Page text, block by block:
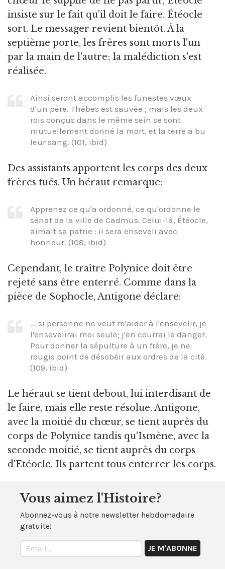
insiste sur le fait qu'il doit le faire. Étéocle
sort. Le messager revient bientôt. À la
septième porte, les frères sont morts l'un
par la main de l'autre; la malédiction s'est
réalisée.
Ainsi seront accomplis les funestes vœux
d'un père. Thèbes est sauvée ; mais les deux
rois conçus dans le même sein se sont
mutuellement donné la mort, et la terre a bu
leur sang. (101, ibid)
Des assistants apportent les corps des deux
frères tués. Un héraut remarque:
Apprenez ce qu'a ordonné, ce qu'ordonne le
sénat de la ville de Cadmus. Celui-là, Étéocle,
aimait sa patrie : il sera enseveli avec
honneur. (108, ibid)
Cependant, le traître Polynice doit être
rejeté sans être enterré. Comme dans la
pièce de Sophocle, Antigone déclare:
... si personne ne veut m'aider à l'ensevelir, je
l'ensevelirai moi seule; j'en courrai le danger.
Pour donner la sépulture à un frère, je ne
rougis point de désobéir aux ordres de la cité.
(109, ibid)
Le héraut se tient debout, lui interdisant de
le faire, mais elle reste résolue. Antigone,
avec la moitié du chœur, se tient auprès du
corps de Polynice tandis qu'Ismène, avec la
seconde moitié, se tient auprès du corps
d'Etéocle. Ils partent tous enterrer les corps.
Vous aimez l'Histoire?
Abonnez-vous à notre newsletter hebdomadaire
gratuite!